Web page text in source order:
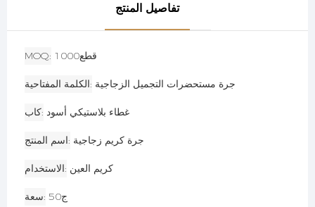
تفاصيل المنتج
MOQ قطع1000
الكلمة المفتاحية جرة مستحضرات التجميل الزجاجية
كاب غطاء بلاستيكي أسود
اسم المنتج جرة كريم زجاجية
الاستخدام كريم العين
سعة ج50